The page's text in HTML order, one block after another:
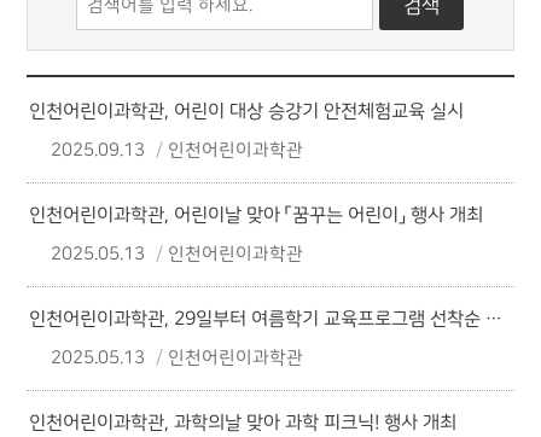
인천어린이과학관, 어린이 대상 승강기 안전체험교육 실시
2025.09.13 인천어린이과학관
인천어린이과학관, 어린이날 맞아 「꿈꾸는 어린이」 행사 개최
2025.05.13 인천어린이과학관
인천어린이과학관, 29일부터 여름학기 교육프로그램 선착순 접수
2025.05.13
인천어린이과학관
인천어린이과학관, 과학의날 맞아 과학 피크닉! 행사 개최